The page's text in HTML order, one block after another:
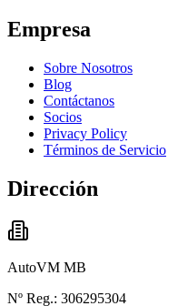
Empresa
Sobre Nosotros
Blog
Contáctanos
Socios
Privacy Policy
Términos de Servicio
Dirección
AutoVM MB
Nº Reg.: 306295304